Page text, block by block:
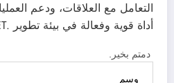
التعامل مع العلاقات، ودعم
أداة قوية وفعالة في بيئة تطوير .NET.
دمتم بخير.
وسم